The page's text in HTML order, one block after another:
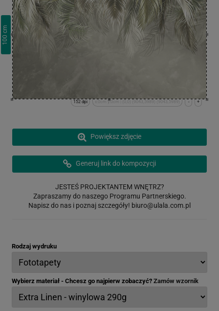
100
cm
+
-
x:0cm y:0cm | (0,0) (9043,5989) (9043,5989)
152 dpi
Powiększ zdjęcie
Generuj link do kompozycji
JESTEŚ PROJEKTANTEM WNĘTRZ?
Zapraszamy do naszego Programu Partnerskiego.
Napisz do nas i poznaj szczegóły! biuro@ulala.com.pl
Rodzaj wydruku
Wybierz materiał - Chcesz go najpierw zobaczyć? Zamów wzornik